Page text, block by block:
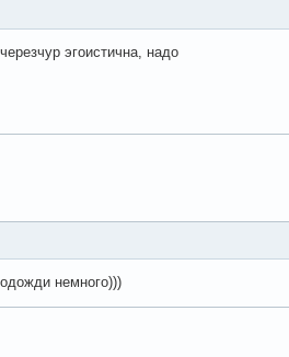
эгоистична, надо
немного)))